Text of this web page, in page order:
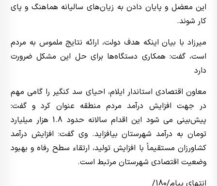
این معضل و پایان دادن به زیان‌های سالیانه هماهنگ و پای
کار شوند.
میرزاد با بیان اینکه هدف دولت، ارائه نتایج ملموس به مردم
است، گفت: همکاری دستگاه‌ها برای حل این مشکل ضرورت
دارد
معاون اقتصادی استاندار ایلام، احیای سد کنگیر را گامی مهم
در جهت افزایش درآمد مردم منطقه عنوان کرد و گفت:
پیش‌بینی می شود این اقدام سالانه حدود 1.8 هزار میلیارد
تومان به درآمد شهرستان بیافزاید. وی گفت: افزایش درآمد
کشاورزان مستقیماً با افزایش تولید، ارتقاء سطح رفاه و بهبود
وضعیت اقتصادی شهرستان مرتبط است.